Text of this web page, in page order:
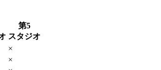
第5
スタジオ
×
×